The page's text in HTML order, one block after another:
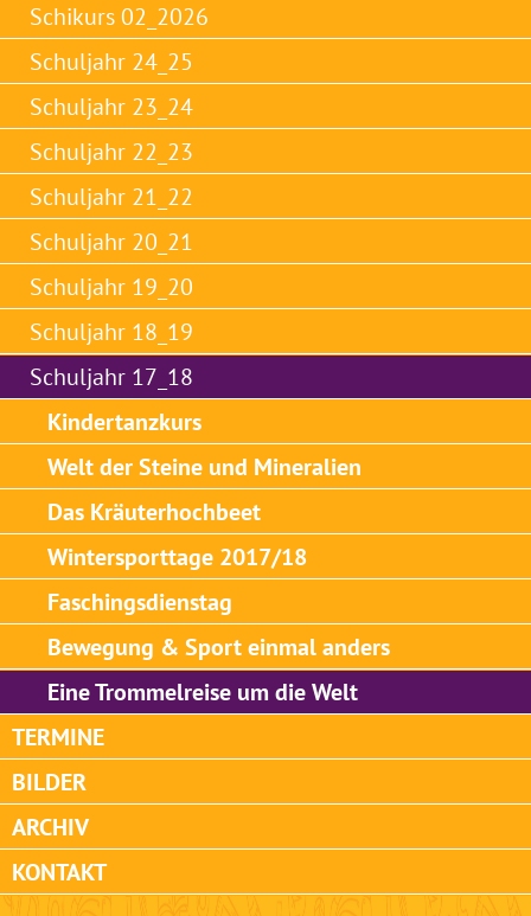
Schikurs 02_2026
Schuljahr 24_25
Schuljahr 23_24
Schuljahr 22_23
Schuljahr 21_22
Schuljahr 20_21
Schuljahr 19_20
Schuljahr 18_19
Schuljahr 17_18
Kindertanzkurs
Welt der Steine und Mineralien
Das Kräuterhochbeet
Wintersporttage 2017/18
Faschingsdienstag
Bewegung & Sport einmal anders
Eine Trommelreise um die Welt
TERMINE
BILDER
ARCHIV
KONTAKT